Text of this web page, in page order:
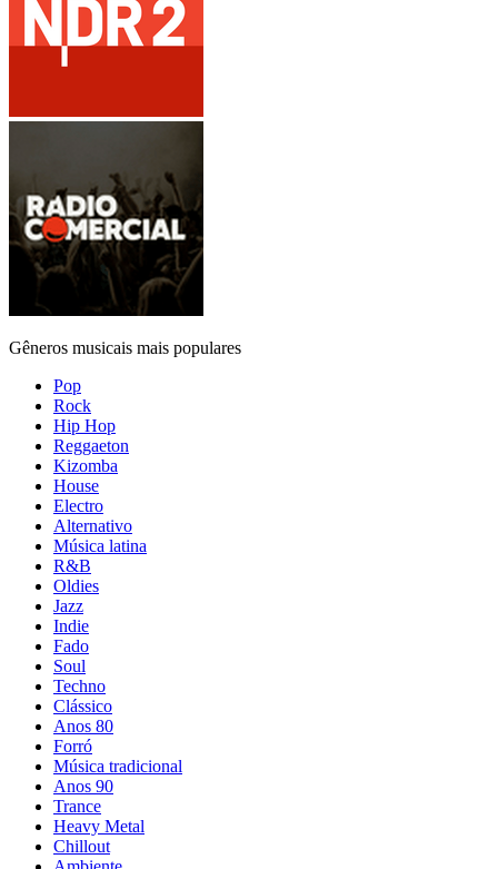
Gêneros musicais mais populares
Pop
Rock
Hip Hop
Reggaeton
Kizomba
House
Electro
Alternativo
Música latina
R&B
Oldies
Jazz
Indie
Fado
Soul
Techno
Clássico
Anos 80
Forró
Música tradicional
Anos 90
Trance
Heavy Metal
Chillout